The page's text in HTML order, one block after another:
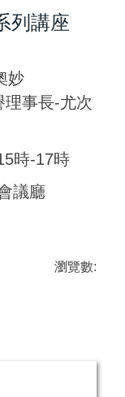
列講座
妙
事長-尤次
時-17時
議廳
瀏覽數: